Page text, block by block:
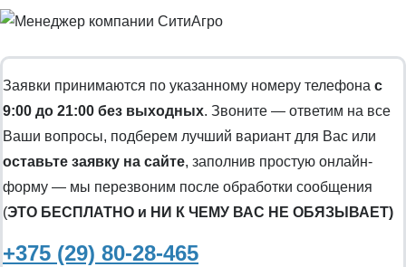
Заявки принимаются по указанному номеру телефона с
9:00 до 21:00 без выходных. Звоните — ответим на все
Ваши вопросы, подберем лучший вариант для Вас или
оставьте заявку на сайте, заполнив простую онлайн-
форму — мы перезвоним после обработки сообщения
(ЭТО БЕСПЛАТНО и НИ К ЧЕМУ ВАС НЕ ОБЯЗЫВАЕТ)
+375 (29) 80-28-465